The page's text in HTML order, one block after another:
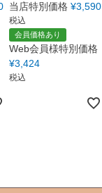
当店特別価格 ¥3,590
税込
会員価格あり
Web会員様特別価格
¥3,424
税込